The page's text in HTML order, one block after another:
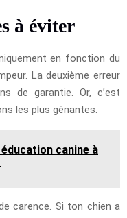
à éviter
en fonction du
La deuxième erreur
de garantie. Or, c’est
les plus gênantes.
canine à
carence. Si ton chien a